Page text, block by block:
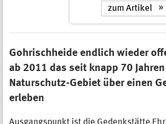
zum Artikel
Gohrischheide endlich wieder
ab 2011 das seit knapp 70
Naturschutz-Gebiet über einen
erleben